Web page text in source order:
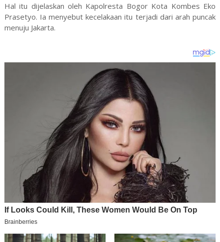
Hal itu dijelaskan oleh Kapolresta Bogor Kota Kombes Eko
Prasetyo. Ia menyebut kecelakaan itu terjadi dari arah puncak
menuju Jakarta.